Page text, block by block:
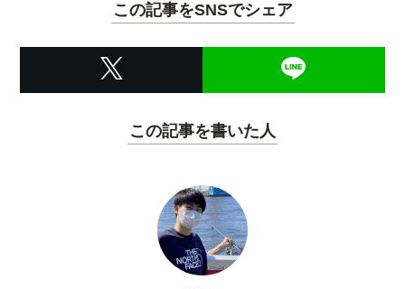
この記事をSNSでシェア
この記事を書いた人